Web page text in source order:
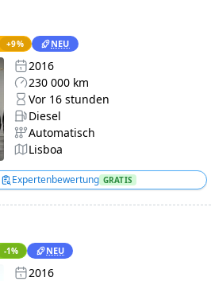
+9% NEU
2016
230 000 km
Vor 16 stunden
Diesel
Automatisch
Lisboa
Expertenbewertung GRATIS
-1% NEU
2016